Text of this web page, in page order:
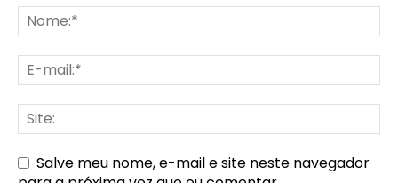
Salve meu nome, e-mail e site neste navegador